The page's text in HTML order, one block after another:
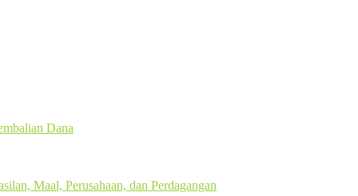
Dana
Maal, Perusahaan, dan Perdagangan